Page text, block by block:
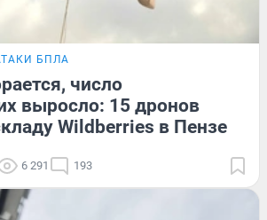
БПЛА
число
выросло: 15 дронов
Wildberries в Пензе
6 291 193